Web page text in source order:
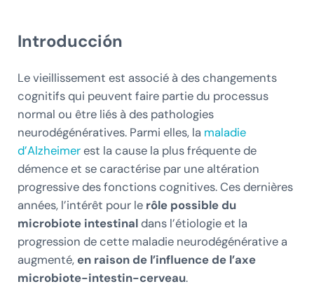
Introducción
Le vieillissement est associé à des changements
cognitifs qui peuvent faire partie du processus
normal ou être liés à des pathologies
neurodégénératives. Parmi elles, la maladie
d’Alzheimerest la cause la plus fréquente de
démence et se caractérise par une altération
progressive des fonctions cognitives. Ces dernières
années, l’intérêt pour le rôle possible du
microbiote intestinaldans l’étiologie et la
progression de cette maladie neurodégénérative a
augmenté, en raison de l’influence de l’axe
microbiote-intestin-cerveau.